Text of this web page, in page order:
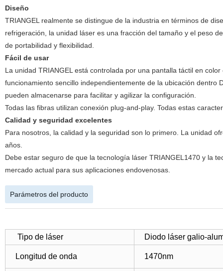
Diseño
TRIANGEL realmente se distingue de la industria en términos de
refrigeración, la unidad láser es una fracción del tamaño y el peso
de portabilidad y flexibilidad.
Fácil de usar
La unidad TRIANGEL está controlada por una pantalla táctil en
funcionamiento sencillo independientemente de la ubicación dentro
pueden almacenarse para facilitar y agilizar la configuración.
Todas las fibras utilizan conexión plug-and-play. Todas estas
Calidad y seguridad excelentes
Para nosotros, la calidad y la seguridad son lo primero. La unidad
años.
Debe estar seguro de que la tecnología láser TRIANGEL1470 y la
mercado actual para sus aplicaciones endovenosas.
Parámetros del producto
Tipo de láser Diodo láser galio-
Longitud de onda 1470nm